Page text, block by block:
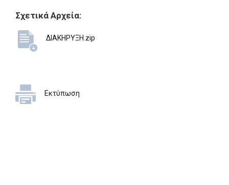
Σχετικά Αρχεία:
ΔΙΑΚΗΡΥΞΗ.zip
Εκτύπωση